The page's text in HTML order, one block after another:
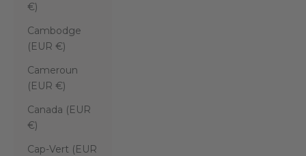
€)
Cambodge
(EUR €)
Cameroun
(EUR €)
Canada (EUR
€)
Cap-Vert (EUR